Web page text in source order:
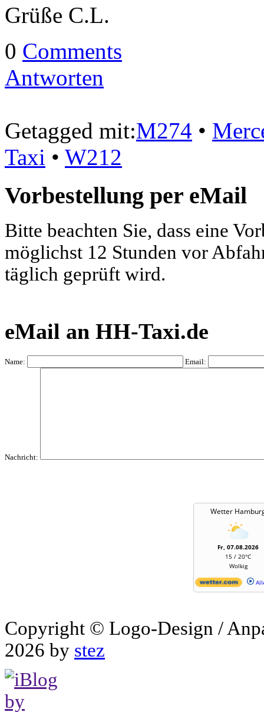
Grüße C.L.
0 Comments
Antworten
Getagged mit:M274 •
Taxi • W212
Vorbestellung per eMail
Bitte beachten Sie, dass eine
möglichst 12 Stunden vor
täglich geprüft wird.
eMail an HH-Taxi.de
Name: Email:
Nachricht:
Wetter
Fr, 07.08.2026
15 / 20°C
Wolkig
Copyright © Logo-Design /
2026 by stez